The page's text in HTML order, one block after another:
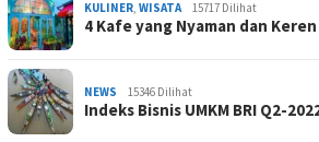
KULINER WISATA 15717 Dilihat
4 Kafe yang Nyaman dan
NEWS 15346 Dilihat
Indeks Bisnis UMKM BRI Q2-